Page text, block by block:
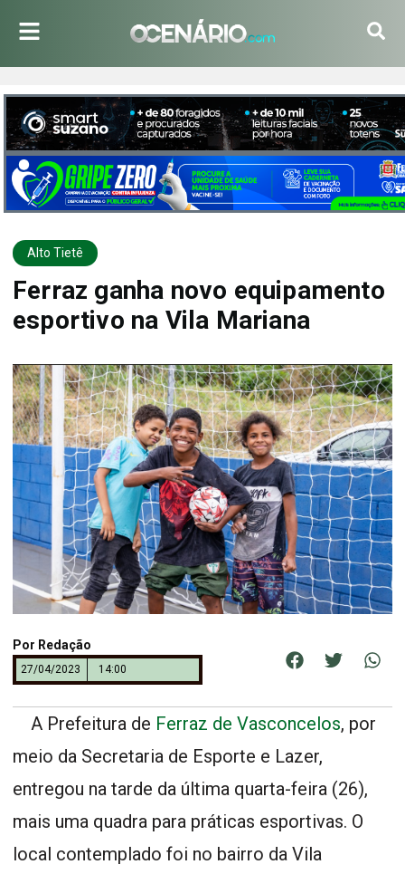
Alto Tietê
Ferraz ganha novo equipamento
esportivo na Vila Mariana
Por Redação
27/04/2023 14:00
A Prefeitura de Ferraz de Vasconcelos, por
meio da Secretaria de Esporte e Lazer,
entregou na tarde da última quarta-feira (26),
mais uma quadra para práticas esportivas. O
local contemplado foi no bairro da Vila